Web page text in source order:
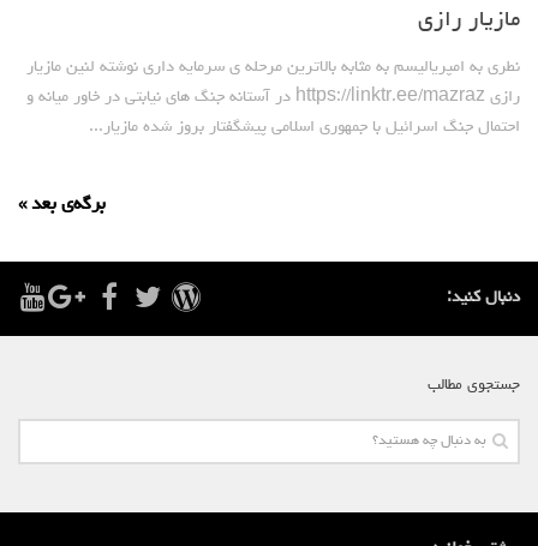
مازیار رازی
نطری به امپریالیسم به مثابه بالاترین مرحله ی سرمایه داری نوشته لنین مازیار
رازی https://linktr.ee/mazraz در آستانه جنگ های نیابتی در خاور میانه و
احتمال جنگ اسرائیل با جمهوری اسلامی پیشگفتار بروز شده مازیار...
برگه‌ی بعد »
دنبال کنید:
جستجوی مطالب